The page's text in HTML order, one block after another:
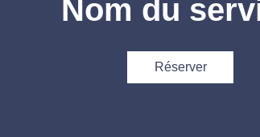
Nom du
Réserver